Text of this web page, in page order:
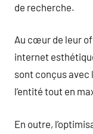
de recherche.
Au cœur de leur
internet
sont conçus avec
l’entité tout en
En outre,